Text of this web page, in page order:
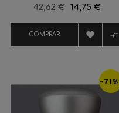
Precio
42,62 € Precio
14,75 €
COMPRAR  
-71%